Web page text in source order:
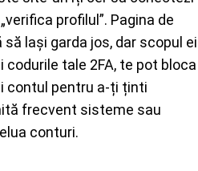
profilul”. Pagina de
lași garda jos, dar scopul ei
tale 2FA, te pot bloca
contul pentru a-ți ținti
frecvent sisteme sau
conturi.